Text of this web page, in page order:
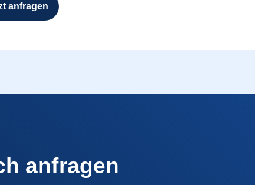
anfragen
anfragen